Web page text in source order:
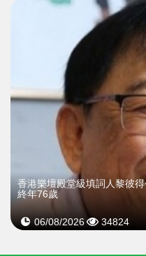
香港樂壇殿堂級填詞人黎彼
終年76歲
06/08/2026 34824